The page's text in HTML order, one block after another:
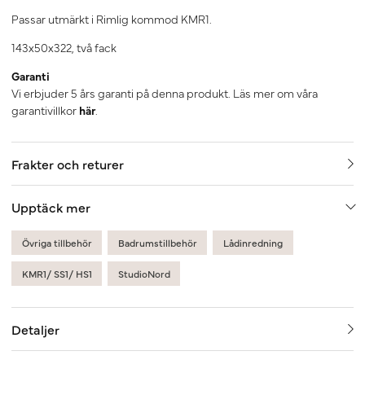
Passar utmärkt i Rimlig kommod KMR1.
143x50x322, två fack
Garanti
Vi erbjuder 5 års garanti på denna produkt. Läs mer om våra
garantivillkor här.
Frakter och returer
Upptäck mer
Övriga tillbehör Badrumstillbehör Lådinredning
KMR1/ SS1/ HS1 StudioNord
Detaljer